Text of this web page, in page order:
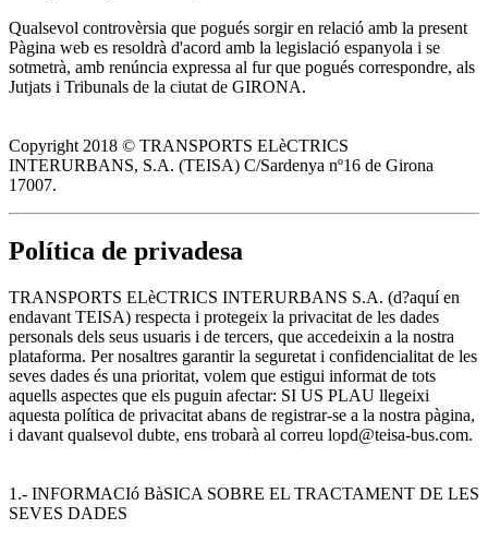
Qualsevol controvèrsia que pogués sorgir en relació amb la present
Pàgina web es resoldrà d'acord amb la legislació espanyola i se
sotmetrà, amb renúncia expressa al fur que pogués correspondre, als
Jutjats i Tribunals de la ciutat de GIRONA.
Copyright 2018 © TRANSPORTS ELèCTRICS
INTERURBANS, S.A. (TEISA) C/Sardenya nº16 de Girona
17007.
Política de privadesa
TRANSPORTS ELèCTRICS INTERURBANS S.A. (d?aquí en
endavant TEISA) respecta i protegeix la privacitat de les dades
personals dels seus usuaris i de tercers, que accedeixin a la nostra
plataforma. Per nosaltres garantir la seguretat i confidencialitat de les
seves dades és una prioritat, volem que estigui informat de tots
aquells aspectes que els puguin afectar: SI US PLAU llegeixi
aquesta política de privacitat abans de registrar-se a la nostra pàgina,
i davant qualsevol dubte, ens trobarà al correu lopd@teisa-bus.com.
1.- INFORMACIó BàSICA SOBRE EL TRACTAMENT DE LES
SEVES DADES